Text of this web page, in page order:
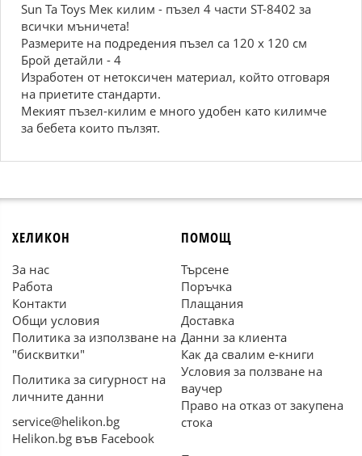
Sun Ta Toys Мек килим - пъзел 4 части ST-8402 за
всички мъничета!
Размерите на подредения пъзел са 120 x 120 см
Брой детайли - 4
Изработен от нетоксичен материал, който отговаря
на приетите стандарти.
Мекият пъзел-килим е много удобен като килимче
за бебета които пълзят.
ХЕЛИКОН
За нас
Работа
Контакти
Общи условия
Политика за използване на
"бисквитки"
Политика за сигурност на
личните данни
service@helikon.bg
Helikon.bg във Facebook
ПОМОЩ
Търсене
Поръчка
Плащания
Доставка
Данни за клиента
Как да свалим е-книги
Условия за ползване на
ваучер
Право на отказ от закупена
стока